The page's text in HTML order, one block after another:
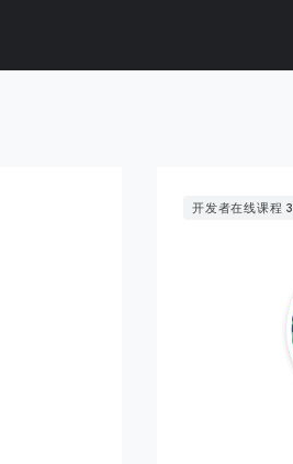
开发者在线课程 3